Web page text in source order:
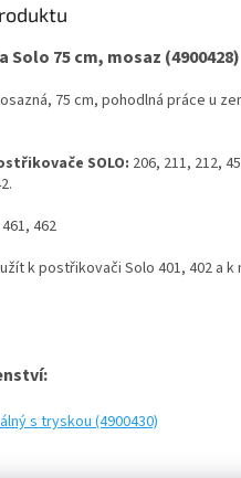
75 cm, mosaz (4900428)
75 cm, pohodlná práce u
SOLO: 206, 211, 212,
461, 462
k postřikovači Solo 401, 402 a
s tryskou (4900430)